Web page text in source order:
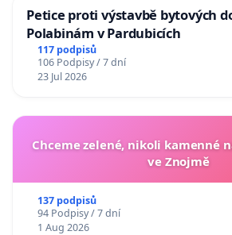
Petice proti výstavbě bytových
Polabinám v Pardubicích
117 podpisů
106 Podpisy / 7 dní
23 Jul 2026
Chceme zelené, nikoli kamenné
ve Znojmě
137 podpisů
94 Podpisy / 7 dní
1 Aug 2026